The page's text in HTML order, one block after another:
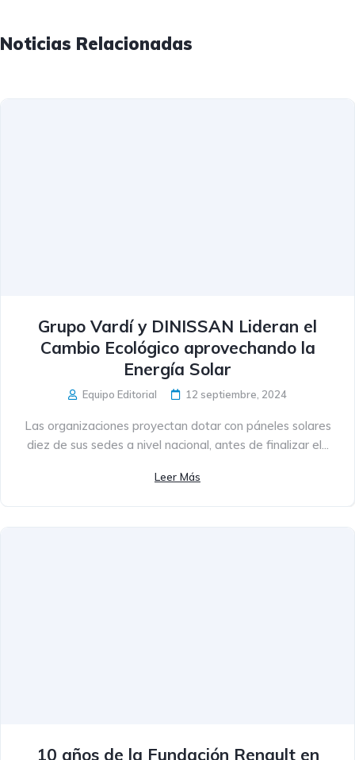
Noticias Relacionadas
Grupo Vardí y DINISSAN Lideran el
Cambio Ecológico aprovechando la
Energía Solar
Equipo Editorial 12 septiembre, 2024
Las organizaciones proyectan dotar con páneles solares
diez de sus sedes a nivel nacional, antes de finalizar el...
Leer Más
10 años de la Fundación Renault en